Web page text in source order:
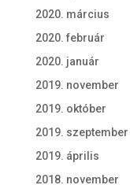
2020. március
2020. február
2020. január
2019. november
2019. október
2019. szeptember
2019. április
2018. november